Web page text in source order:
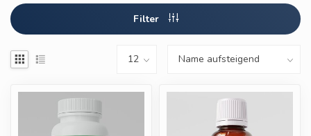
Filter